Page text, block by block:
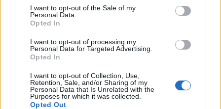
consent section.
I want to opt-out of the Sale of my
Personal Data.
Opted In
I want to opt-out of processing my
Personal Data for Targeted Advertising.
Opted In
I want to opt-out of Collection, Use,
Retention, Sale, and/or Sharing of my
Personal Data that Is Unrelated with the
Purposes for which it was collected.
Opted Out